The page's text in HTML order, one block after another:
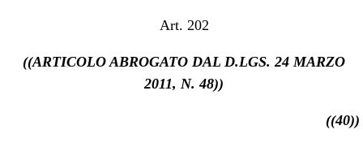
Art. 202
((ARTICOLO ABROGATO DAL D.LGS. 24 MARZO
2011, N. 48))
((40))